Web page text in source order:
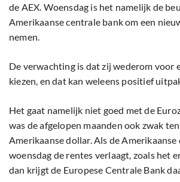
de AEX. Woensdag is het namelijk de
Amerikaanse centrale bank om een
nemen.
De verwachting is dat zij wederom voor
kiezen, en dat kan weleens positief
Het gaat namelijk niet goed met de
was de afgelopen maanden ook zwak
Amerikaanse dollar. Als de
woensdag de rentes verlaagt, zoals het
dan krijgt de Europese Centrale Bank